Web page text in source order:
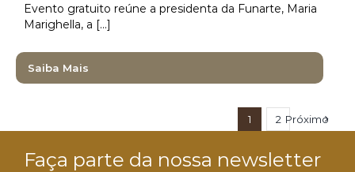
Evento gratuito reúne a presidenta da Funarte, Maria
Marighella, a [...]
Saiba Mais
1 2 Próximo
Faça parte da nossa newsletter